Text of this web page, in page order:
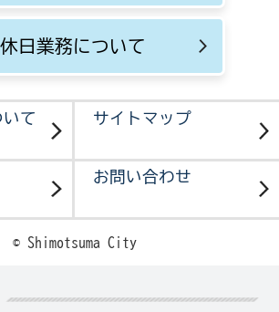
休日業務について
て サイトマップ
お問い合わせ
© Shimotsuma City